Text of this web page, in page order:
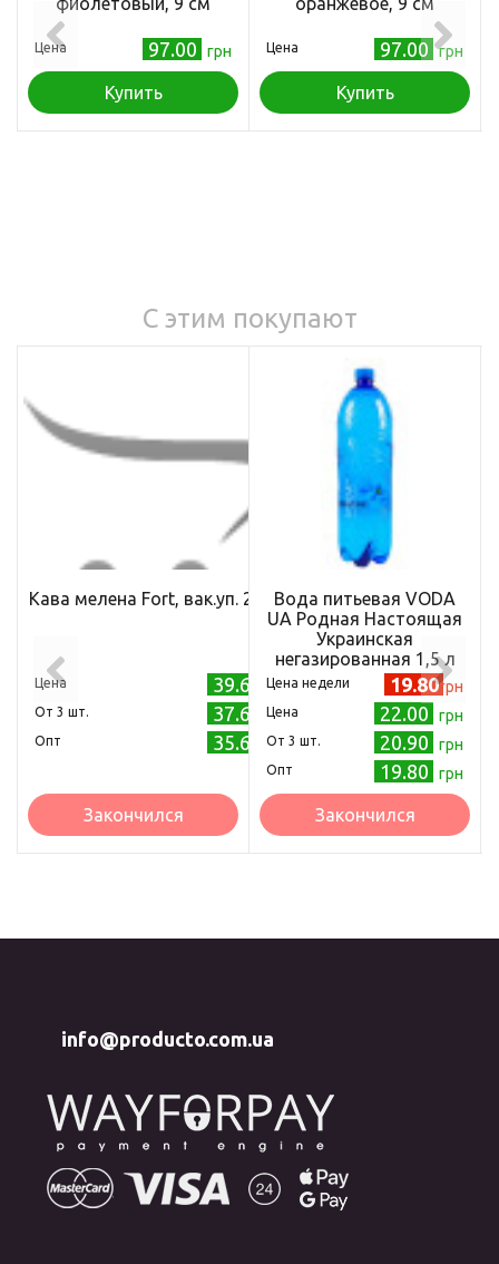
Цена 97.00 грн
Купить
Цена 97.00 грн
Купить
С этим покупают
Кава мелена Fort, вак.уп. 225*12
Цена 39.60 грн
Oт 3 шт. 37.60 грн
Опт 35.60 грн
Закончился
Вода питьевая VODA
UA Родная Настоящая
Украинская
негазированная 1,5 л
Цена недели 19.80грн
Цена 22.00 грн
Oт 3 шт. 20.90 грн
Опт 19.80 грн
Закончился
info@producto.com.ua